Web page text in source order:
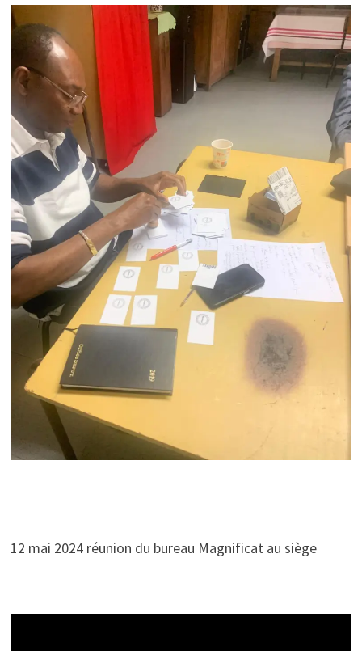
12 mai 2024 réunion du bureau Magnificat au siège